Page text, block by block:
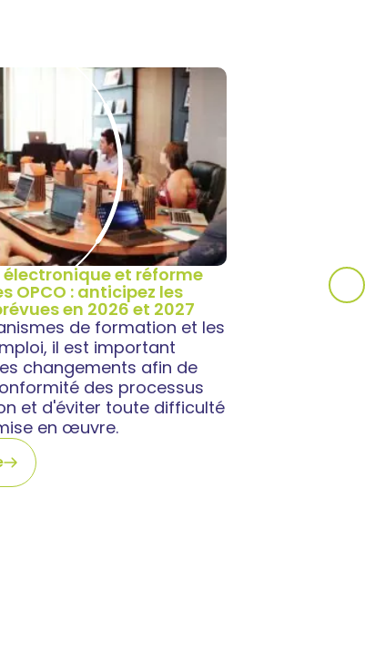
et réforme
OPCO : anticipez les
en 2026 et 2027
de formation et les
il est important
changements afin de
des processus
et d'éviter toute difficulté
en œuvre.